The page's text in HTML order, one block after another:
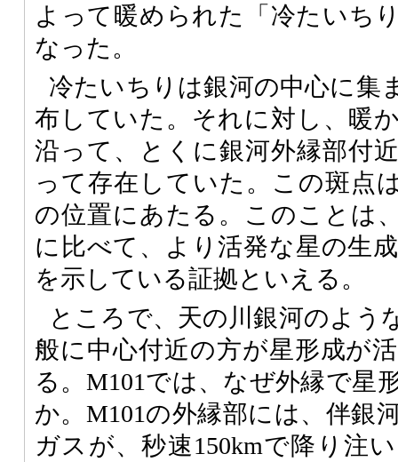
よって暖められた「冷たいち
なった。
冷たいちりは銀河の中心に集
布していた。それに対し、暖
沿って、とくに銀河外縁部付
って存在していた。この斑点
の位置にあたる。このことは
に比べて、より活発な星の生
を示している証拠といえる。
ところで、天の川銀河のよう
般に中心付近の方が星形成が
る。M101では、なぜ外縁で星
か。M101の外縁部には、伴銀
ガスが、秒速150kmで降り注